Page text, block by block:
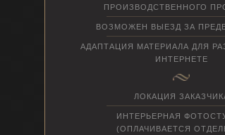
ПРОИЗВОДСТВЕННОГО
ВОЗМОЖЕН ВЫЕЗД ЗА
АДАПТАЦИЯ МАТЕРИАЛА ДЛЯ
ИНТЕРНЕТЕ
ЛОКАЦИЯ
ИНТЕРЬЕРНАЯ
(ОПЛАЧИВАЕТСЯ